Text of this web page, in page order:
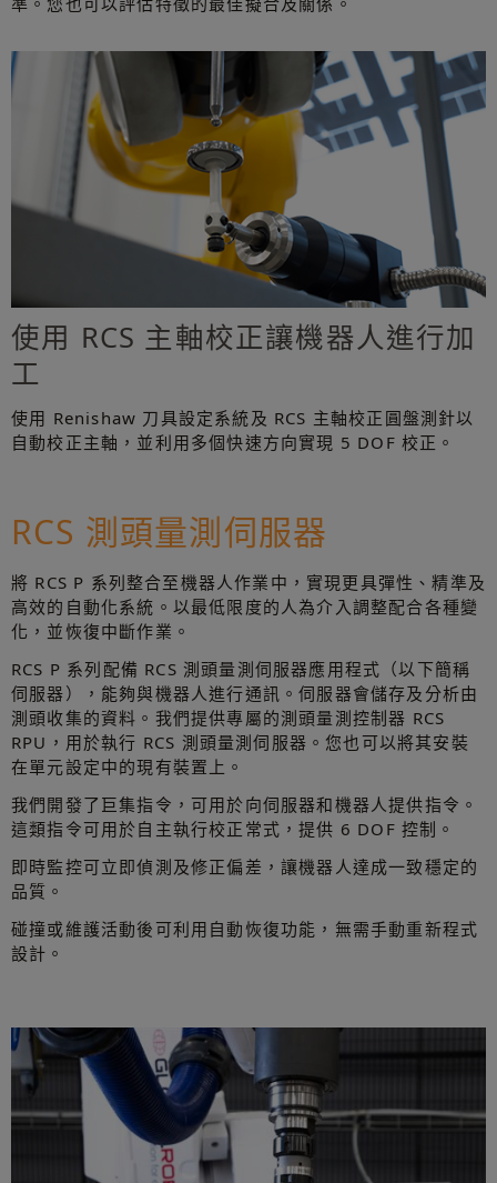
使用 RCS 主軸校正讓機器人進行加
工
使用 Renishaw 刀具設定系統及 RCS 主軸校正圓盤測針以
自動校正主軸，並利用多個快速方向實現 5 DOF 校正。
RCS 測頭量測伺服器
將 RCS P 系列整合至機器人作業中，實現更具彈性、精準及
高效的自動化系統。以最低限度的人為介入調整配合各種變
化，並恢復中斷作業。
RCS P 系列配備 RCS 測頭量測伺服器應用程式（以下簡稱
伺服器），能夠與機器人進行通訊。伺服器會儲存及分析由
測頭收集的資料。我們提供專屬的測頭量測控制器 RCS
RPU，用於執行 RCS 測頭量測伺服器。您也可以將其安裝
在單元設定中的現有裝置上。
我們開發了巨集指令，可用於向伺服器和機器人提供指令。
這類指令可用於自主執行校正常式，提供 6 DOF 控制。
即時監控可立即偵測及修正偏差，讓機器人達成一致穩定的
品質。
碰撞或維護活動後可利用自動恢復功能，無需手動重新程式
設計。